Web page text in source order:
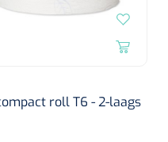
roll T6 - 2-laags